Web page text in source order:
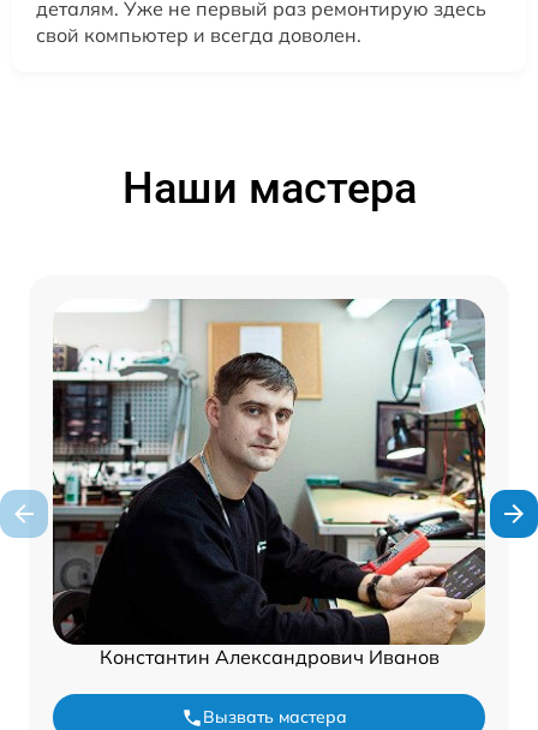
деталям. Уже не первый раз ремонтирую здесь
свой компьютер и всегда доволен.
Наши мастера
Константин Александрович Иванов
Вызвать мастера